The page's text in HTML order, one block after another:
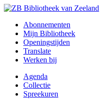
Abonnementen
Mijn Bibliotheek
Openingstijden
Translate
Werken bij
Agenda
Collectie
Spreekuren